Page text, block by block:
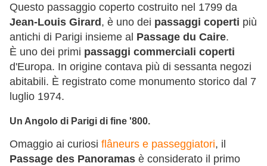
Questo passaggio coperto costruito nel 1799 da
Jean-Louis Girard , è uno dei passaggi coperti più
antichi di Parigi insieme al Passage du Caire.
È uno dei primi passaggi commerciali coperti
d'Europa. In origine contava più di sessanta negozi
abitabili. È registrato come monumento storico dal 7
luglio 1974.
Un Angolo di Parigi di fine '800.
Omaggio ai curiosi flâneurs e passeggiatori, il
Passage des Panoramas è considerato il primo